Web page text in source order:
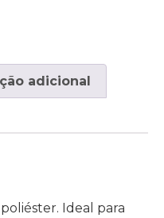
adicional
Ideal para